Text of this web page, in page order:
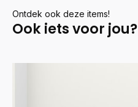
Ontdek ook deze items!
Ook iets voor jou?